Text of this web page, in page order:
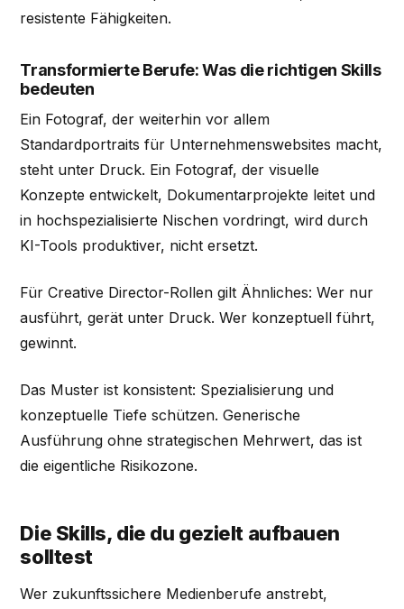
resistente Fähigkeiten.
Transformierte Berufe: Was die richtigen Skills
bedeuten
Ein Fotograf, der weiterhin vor allem
Standardportraits für Unternehmenswebsites macht,
steht unter Druck. Ein Fotograf, der visuelle
Konzepte entwickelt, Dokumentarprojekte leitet und
in hochspezialisierte Nischen vordringt, wird durch
KI-Tools produktiver, nicht ersetzt.
Für Creative Director-Rollen gilt Ähnliches: Wer nur
ausführt, gerät unter Druck. Wer konzeptuell führt,
gewinnt.
Das Muster ist konsistent: Spezialisierung und
konzeptuelle Tiefe schützen. Generische
Ausführung ohne strategischen Mehrwert, das ist
die eigentliche Risikozone.
Die Skills, die du gezielt aufbauen
solltest
Wer zukunftssichere Medienberufe anstrebt,